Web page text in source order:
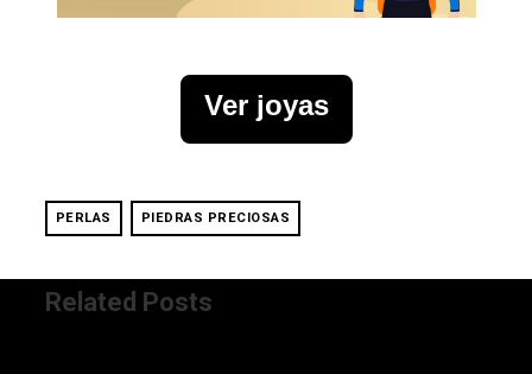
Ver joyas
PERLAS PIEDRAS PRECIOSAS
Related Posts